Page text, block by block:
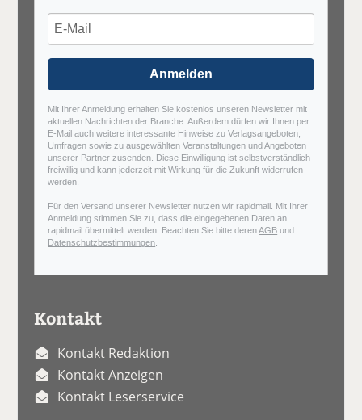
Anmelden
Mit Ihrer Anmeldung erhalten Sie kostenlos unseren Newsletter mit
aktuellen Nachrichten der Branche. Außerdem dürfen wir Ihnen per
E-Mail auch weitere interessante Hinweise zu Verlagsangeboten,
Umfragen sowie zu ausgewählten Veranstaltungen und Angeboten
unserer Partner zusenden. Diese Einwilligung ist selbstverständlich
freiwillig und kann jederzeit mit Wirkung für die Zukunft widerrufen
werden.
Für den Versand unserer Newsletter nutzen wir rapidmail. Mit Ihrer
Anmeldung stimmen Sie zu, dass die eingegebenen Daten an
rapidmail übermittelt werden. Beachten Sie bitte derenAGB und
Datenschutzbestimmungen
Kontakt
Kontakt Redaktion
Kontakt Anzeigen
Kontakt Leserservice